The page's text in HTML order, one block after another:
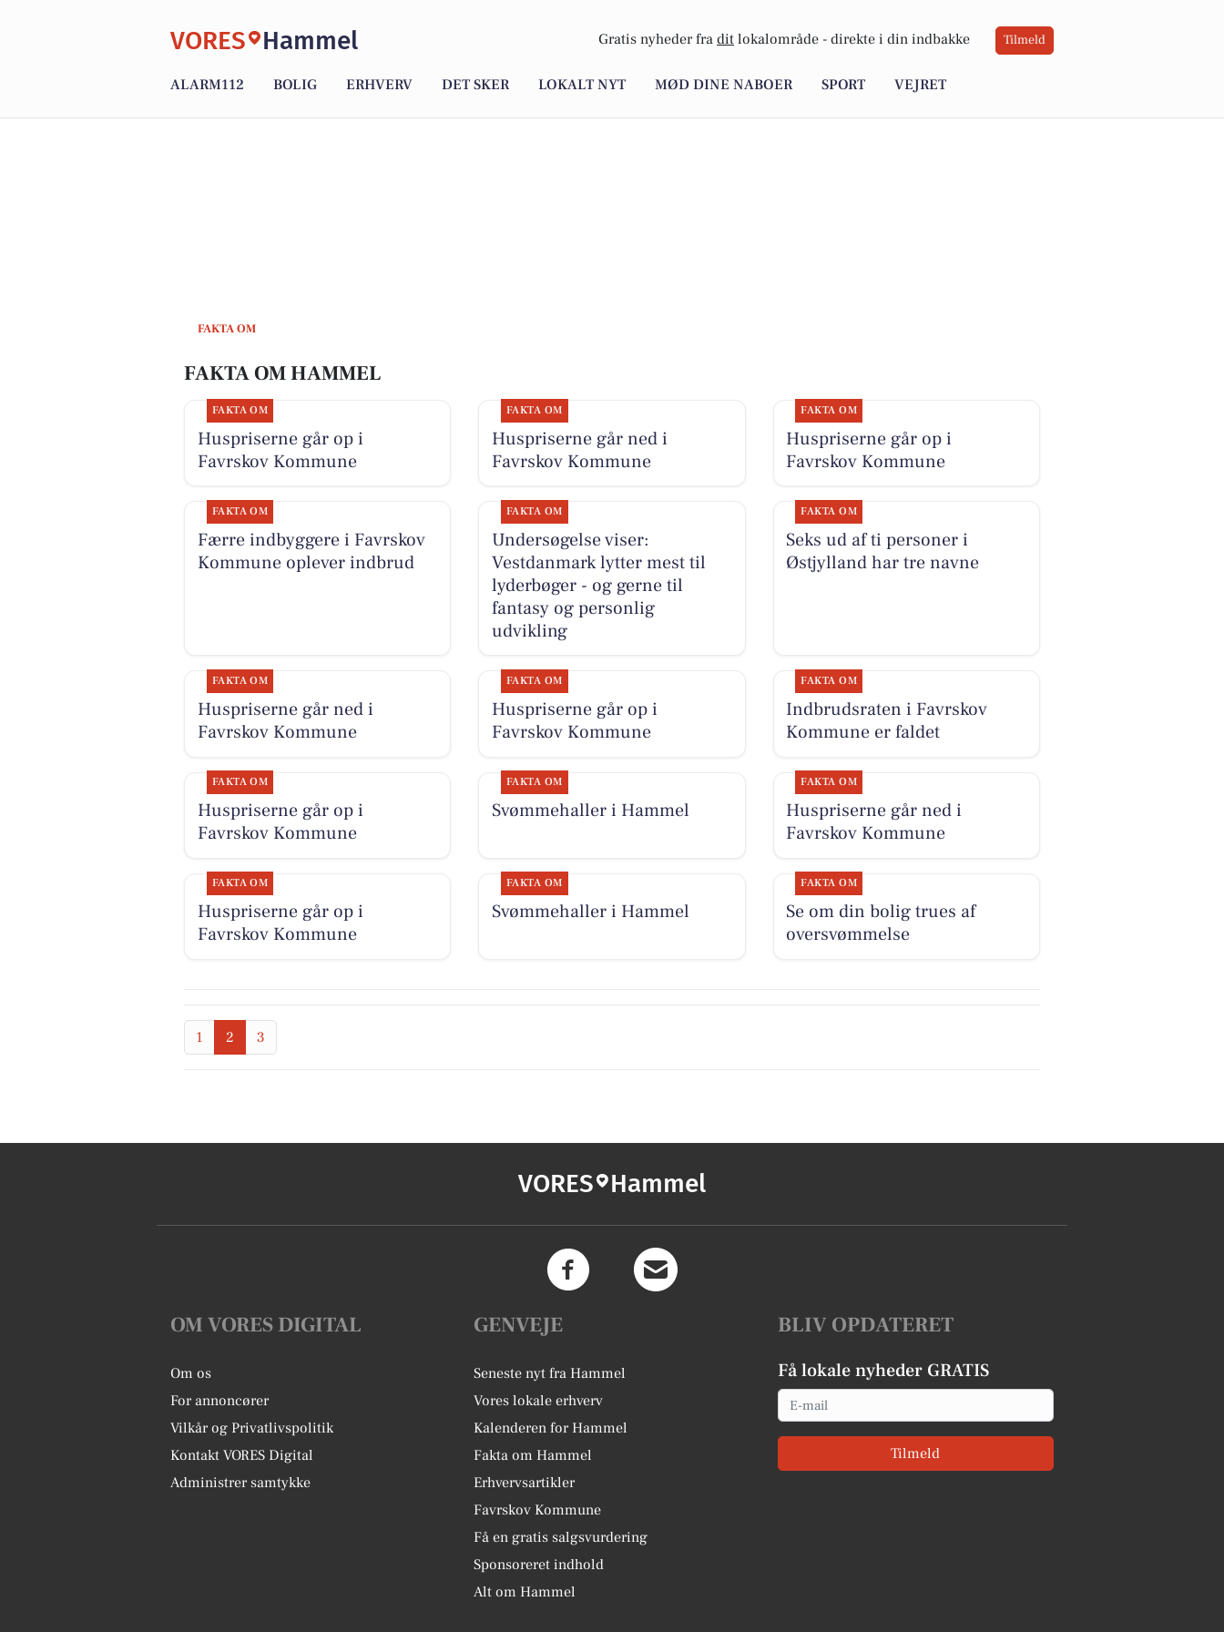
VORES Hammel Gratis nyheder fra dit lokalområde - direkte i din indbakke Tilmeld
ALARM112 BOLIG ERHVERV DET SKER LOKALT NYT MØD DINE NABOER SPORT VEJRET
FAKTA OM
FAKTA OM HAMMEL
FAKTA OM
Huspriserne går op i
Favrskov Kommune
FAKTA OM
Huspriserne går ned i
Favrskov Kommune
FAKTA OM
Huspriserne går op i
Favrskov Kommune
FAKTA OM
Færre indbyggere i Favrskov
Kommune oplever indbrud
FAKTA OM
Undersøgelse viser:
Vestdanmark lytter mest til
lyderbøger - og gerne til
fantasy og personlig
udvikling
FAKTA OM
Seks ud af ti personer i
Østjylland har tre navne
FAKTA OM
Huspriserne går ned i
Favrskov Kommune
FAKTA OM
Huspriserne går op i
Favrskov Kommune
FAKTA OM
Indbrudsraten i Favrskov
Kommune er faldet
FAKTA OM
Huspriserne går op i
Favrskov Kommune
FAKTA OM
Svømmehaller i Hammel
FAKTA OM
Huspriserne går ned i
Favrskov Kommune
FAKTA OM
Huspriserne går op i
Favrskov Kommune
FAKTA OM
Svømmehaller i Hammel
FAKTA OM
Se om din bolig trues af
oversvømmelse
1 2 3
VORES Hammel
OM VORES DIGITAL
Om os
For annoncører
Vilkår og Privatlivspolitik
Kontakt VORES Digital
Administrer samtykke
GENVEJE
Seneste nyt fra Hammel
Vores lokale erhverv
Kalenderen for Hammel
Fakta om Hammel
Erhvervsartikler
Favrskov Kommune
Få en gratis salgsvurdering
Sponsoreret indhold
Alt om Hammel
BLIV OPDATERET
Få lokale nyheder GRATIS
Email
Tilmeld